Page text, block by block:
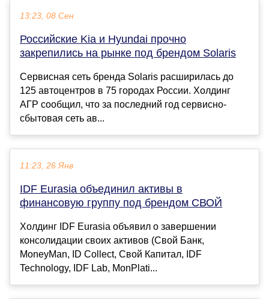
13:23, 08 Сен
Российские Kia и Hyundai прочно
закрепились на рынке под брендом Solaris
Сервисная сеть бренда Solaris расширилась до
125 автоцентров в 75 городах России. Холдинг
АГР сообщил, что за последний год сервисно-
сбытовая сеть ав...
11:23, 26 Янв
IDF Eurasia объединил активы в
финансовую группу под брендом СВОЙ
Холдинг IDF Eurasia объявил о завершении
консолидации своих активов (Свой Банк,
MoneyMan, ID Collect, Свой Капитал, IDF
Technology, IDF Lab, MonPlati...